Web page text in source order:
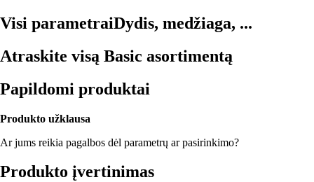
Visi parametraiDydis, medžiaga, ...
Atraskite visą Basic asortimentą
Papildomi produktai
Produkto užklausa
Ar jums reikia pagalbos dėl parametrų ar pasirinkimo?
Produkto įvertinimas